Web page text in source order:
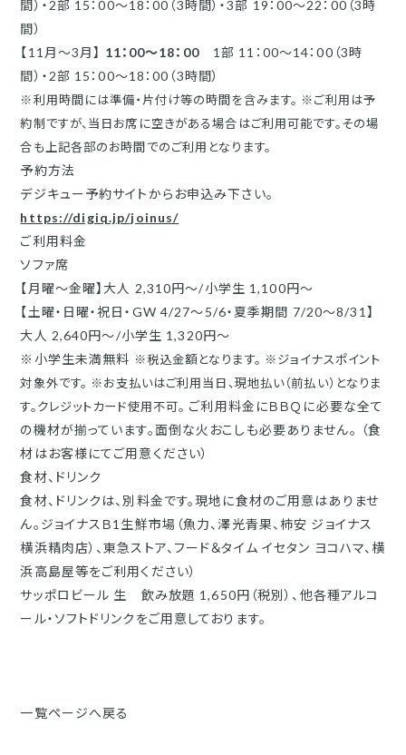
間）・2部 15：00～18：00（3時間）・3部 19：00～22：00（3時
間）
【11月～3月】 11：00～18：00 1部 11：00～14：00（3時
間）・2部 15：00～18：00（3時間）
※利用時間には準備・片付け等の時間を含みます。 ※ご利用は予
約制ですが、当日お席に空きがある場合はご利用可能です。その場
合も上記各部のお時間でのご利用となります。
予約方法
デジキュー予約サイトからお申込み下さい。
https://digiq.jp/joinus/
ご利用料金
ソファ席
【月曜～金曜】大人 2,310円～/小学生 1,100円～
【土曜・日曜・祝日・GW 4/27～5/6・夏季期間 7/20～8/31】
大人 2,640円～/小学生 1,320円～
※小学生未満無料 ※税込金額となります。 ※ジョイナスポイント
対象外です。 ※お支払いはご利用当日、現地払い（前払い）となりま
す。クレジットカード使用不可。 ご利用料金にＢＢＱに必要な全て
の機材が揃っています。面倒な火おこしも必要ありません。 （食
材はお客様にてご用意ください）
食材、ドリンク
食材、ドリンクは、別料金です。現地に食材のご用意はありませ
ん。ジョイナスＢ1生鮮市場（魚力、澤光青果、柿安 ジョイナス
横浜精肉店）、東急ストア、フード＆タイム イセタン ヨコハマ、横
浜高島屋等をご利用ください）
サッポロビール 生 飲み放題 1,650円（税別）、他各種アルコ
ール・ソフトドリンクをご用意しております。
一覧ページへ戻る